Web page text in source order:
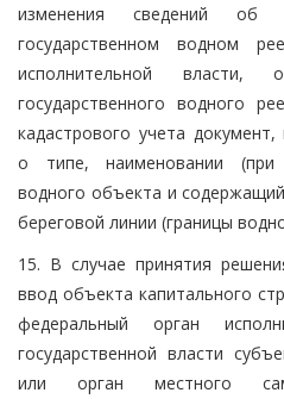
изменения сведений об
государственном водном
исполнительной власти,
государственного водного
кадастрового учета
о типе, наименовании (при
водного объекта и
береговой линии (границы
15. В случае принятия
ввод объекта капитального
федеральный орган
государственной власти
или орган местного